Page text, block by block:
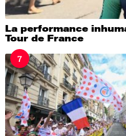
La performance
Tour de France
7